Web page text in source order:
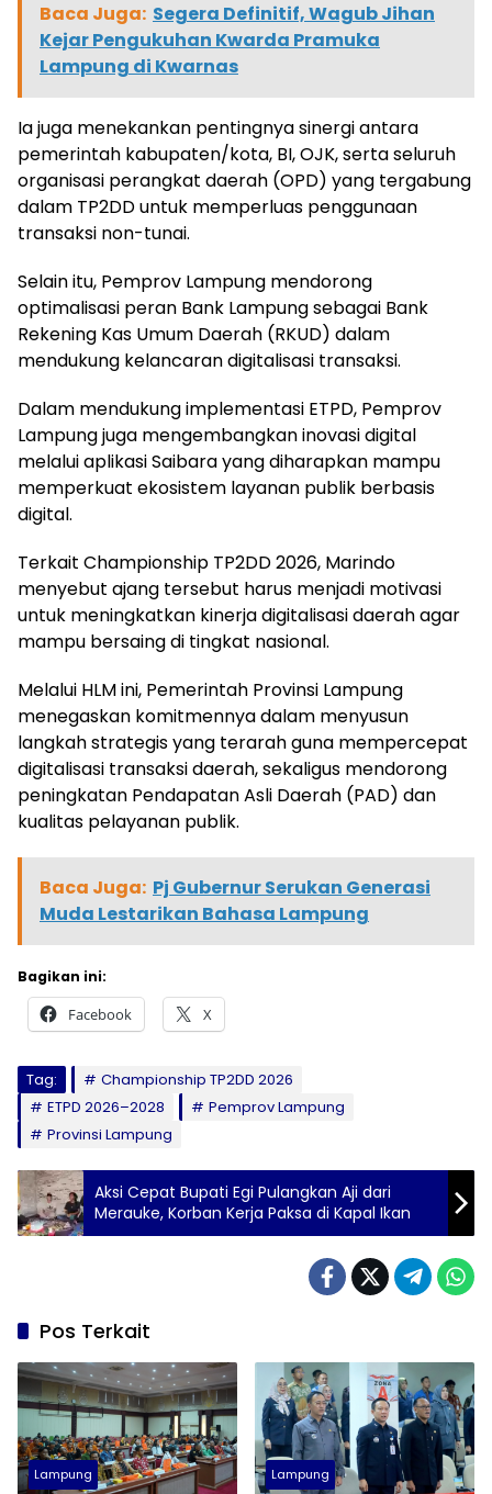
Baca Juga: Segera Definitif, Wagub Jihan
Kejar Pengukuhan Kwarda Pramuka
Lampung di Kwarnas
Ia juga menekankan pentingnya sinergi antara
pemerintah kabupaten/kota, BI, OJK, serta seluruh
organisasi perangkat daerah (OPD) yang tergabung
dalam TP2DD untuk memperluas penggunaan
transaksi non-tunai.
Selain itu, Pemprov Lampung mendorong
optimalisasi peran Bank Lampung sebagai Bank
Rekening Kas Umum Daerah (RKUD) dalam
mendukung kelancaran digitalisasi transaksi.
Dalam mendukung implementasi ETPD, Pemprov
Lampung juga mengembangkan inovasi digital
melalui aplikasi Saibara yang diharapkan mampu
memperkuat ekosistem layanan publik berbasis
digital.
Terkait Championship TP2DD 2026, Marindo
menyebut ajang tersebut harus menjadi motivasi
untuk meningkatkan kinerja digitalisasi daerah agar
mampu bersaing di tingkat nasional.
Melalui HLM ini, Pemerintah Provinsi Lampung
menegaskan komitmennya dalam menyusun
langkah strategis yang terarah guna mempercepat
digitalisasi transaksi daerah, sekaligus mendorong
peningkatan Pendapatan Asli Daerah (PAD) dan
kualitas pelayanan publik.
Baca Juga: Pj Gubernur Serukan Generasi
Muda Lestarikan Bahasa Lampung
Bagikan ini:
Facebook X
Tag:
Championship TP2DD 2026
ETPD 2026–2028
Pemprov Lampung
Provinsi Lampung
Aksi Cepat Bupati Egi Pulangkan Aji dari
Merauke, Korban Kerja Paksa di Kapal Ikan
Pos Terkait
Lampung Lampung